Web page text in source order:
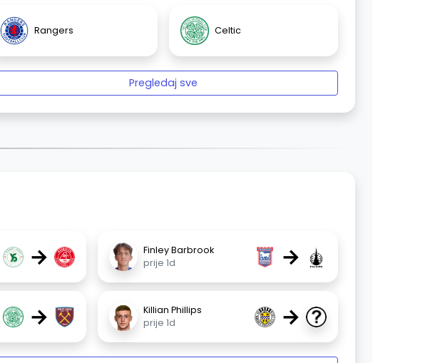
Rangers Celtic
Pregledaj sve
→
Finley Barbrook
prije 1d
→
→
Killian Phillips
prije 1d
→